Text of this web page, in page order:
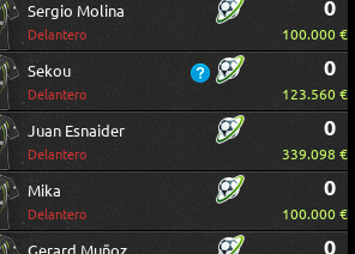
Sergio Molina
Delantero
0
100.000 €
Sekou
Delantero
0
123.560 €
Juan Esnaider
Delantero
0
339.098 €
Mika
Delantero
0
100.000 €
Gerard Muñoz 0